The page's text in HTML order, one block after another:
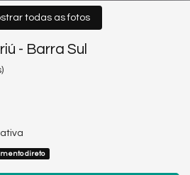
todas as fotos
- Barra Sul
direto